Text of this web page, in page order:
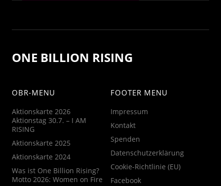
ONE BILLION RISING
OBR-MENU
Aktionskarte 2026
Aktionstag 30.7. – I AM
RISING
Aktionskarte 2025
Aktionskarte 2024
Was ist One Billion Rising?
Motto 2026: Women on Fire
FOOTER MENU
Impressum
Kontakt
Spenden
Datenschutzerklärung
Cookie-Richtlinie (EU)
Facebook